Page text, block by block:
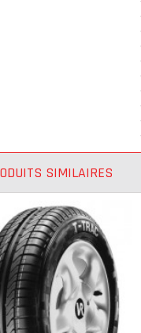
SIMILAIRES